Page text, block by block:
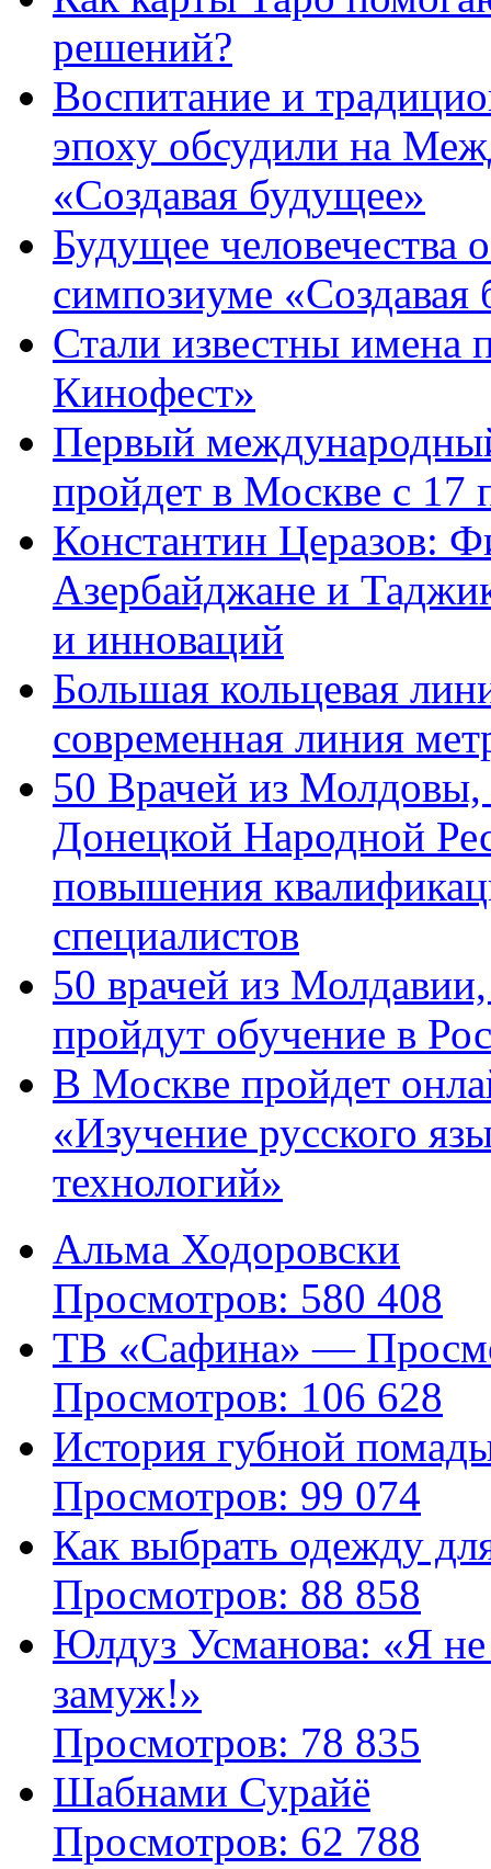
решений?
Воспитание и
эпоху обсудили на
«Создавая будущее»
Будущее
симпозиуме «Создавая
Стали известны имена
Кинофест»
Первый
пройдет в Москве с 17
Константин Церазов:
Азербайджане и
и инноваций
Большая кольцевая
современная линия
50 Врачей из Молдовы,
Донецкой Народной
повышения
специалистов
50 врачей из
пройдут обучение в
В Москве пройдет
«Изучение русского
технологий»
Альма Ходоровски
Просмотров: 580 408
ТВ «Сафина» —
Просмотров: 106 628
История губной
Просмотров: 99 074
Как выбрать одежду
Просмотров: 88 858
Юлдуз Усманова: «Я
замуж!»
Просмотров: 78 835
Шабнами Сурайё
Просмотров: 62 788